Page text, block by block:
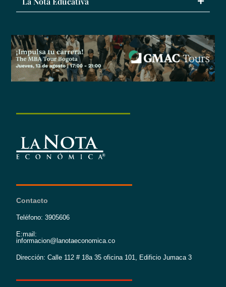
Contacto
Teléfono: 3905606
E:mail:
informacion@lanotaeconomica.co
Dirección: Calle 112 # 18a 35 oficina 101, Edificio Jumaca 3